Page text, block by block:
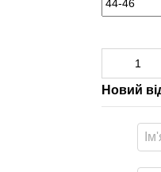
Новий